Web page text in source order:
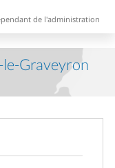
de l'administration
Graveyron